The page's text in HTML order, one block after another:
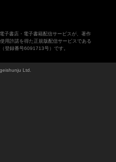
子書店・電子書籍配信サービスが、著作
用許諾を得た正規版配信サービスである
登録番号6091713号）です。
Ltd.